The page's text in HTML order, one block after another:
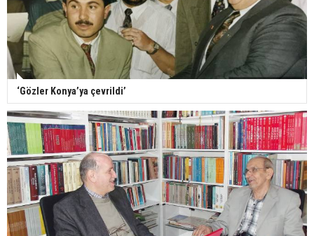
‘Gözler Konya’ya çevrildi’